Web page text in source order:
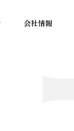
会社情報